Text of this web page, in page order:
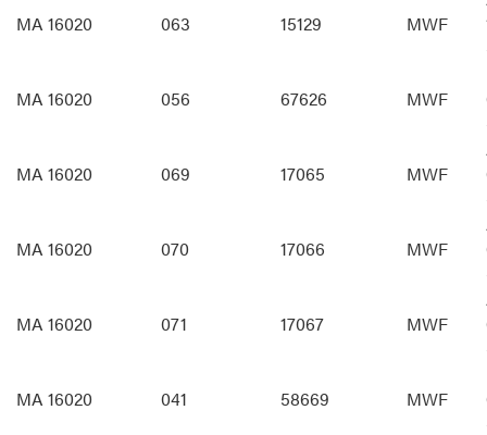
MA 16020
063 15129 MWF
MA 16020
056 67626 MWF
MA 16020
069 17065 MWF
MA 16020
070 17066 MWF
MA 16020
071 17067 MWF
MA 16020
041 58669 MWF